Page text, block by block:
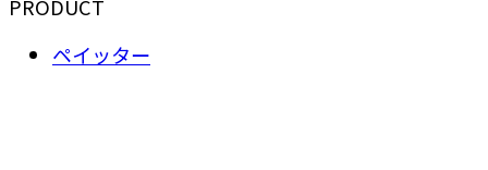
PRODUCT
ペイッター